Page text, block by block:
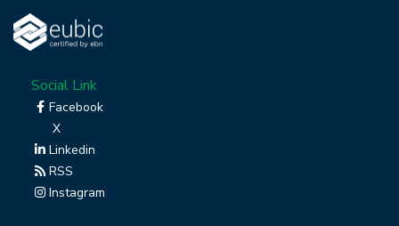
Social Link
Facebook
X
Linkedin
RSS
Instagram